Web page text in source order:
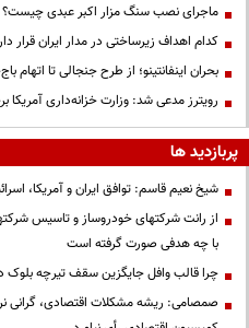
ماجرای نصب سنگ مزار اکبر عبدی چیست؟
کدام اهداف زیرساختی در مدار ایران قرار
بحران اینفانتینو؛ از طرح جنجالی تا اتهام
رویترز مدعی شد: وزارت خزانه‌داری آمریکا
پربازدید ها
شیخ نعیم قاسم: توافق ایران و آمریکا،
از رانت‌ شرکتهای خودروساز و تاسیس
با چه هدفی صورت گرفته است
چرا قالب وافل جایگزین سقف تیرچه
صمصامی: ریشه مشکلات اقتصادی، گرانی